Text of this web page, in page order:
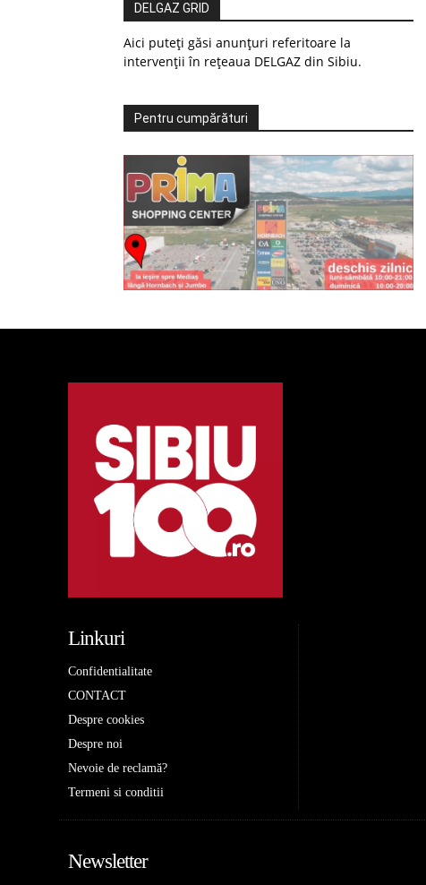
DELGAZ GRID
Aici puteți găsi anunțuri referitoare la
intervenții în rețeaua DELGAZ din Sibiu.
Pentru cumpărături
Linkuri
Confidentialitate
CONTACT
Despre cookies
Despre noi
Nevoie de reclamă?
Termeni si conditii
Newsletter